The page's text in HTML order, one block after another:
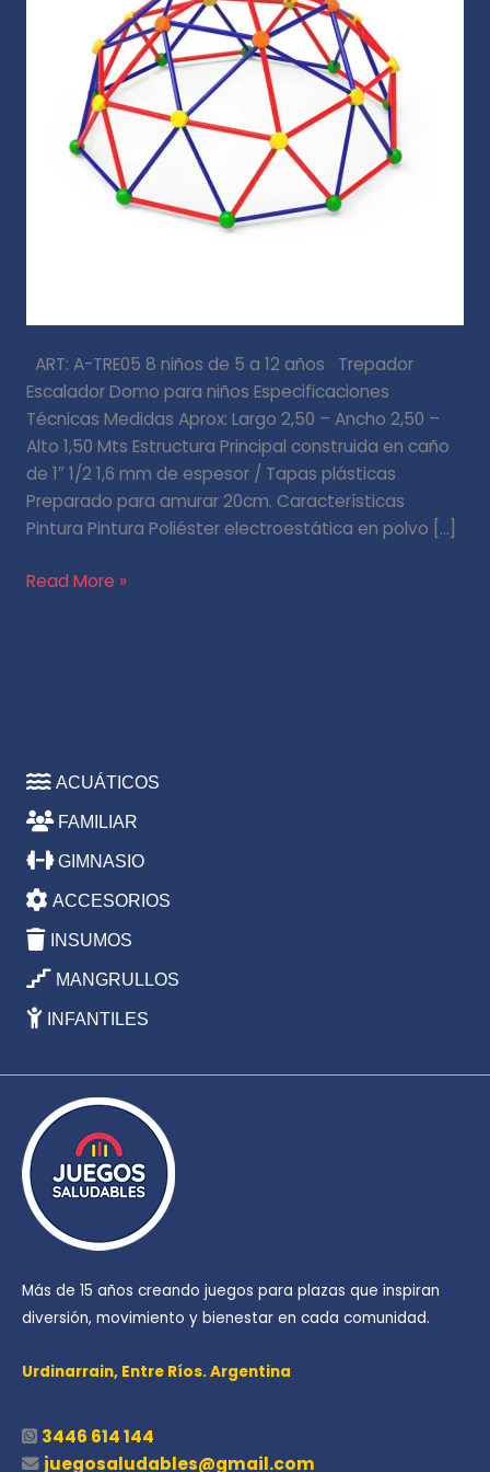
ART: A-TRE05 8 niños de 5 a 12 años Trepador
Escalador Domo para niños Especificaciones
Técnicas Medidas Aprox: Largo 2,50 – Ancho 2,50 –
Alto 1,50 Mts Estructura Principal construida en caño
de 1″ 1/2 1,6 mm de espesor / Tapas plásticas
Preparado para amurar 20cm. Características
Pintura Pintura Poliéster electroestática en polvo […]
Read More »
ACUÁTICOS
FAMILIAR
GIMNASIO
ACCESORIOS
INSUMOS
MANGRULLOS
INFANTILES
Más de 15 años creando juegos para plazas que inspiran
diversión, movimiento y bienestar en cada comunidad.
Urdinarrain, Entre Ríos. Argentina
3446 614 144
juegosaludables@gmail.com